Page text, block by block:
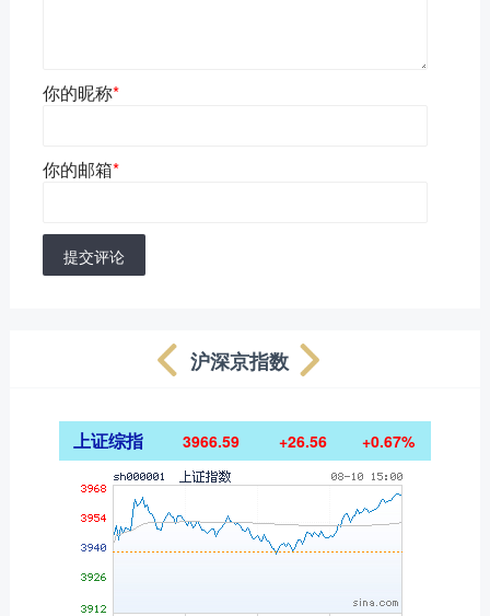
你的昵称*
你的邮箱*
提交评论
沪深京指数
上证综指 3966.59 +26.56 +0.67%